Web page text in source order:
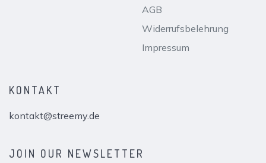
AGB
Widerrufsbelehrung
Impressum
KONTAKT
kontakt@streemy.de
JOIN OUR NEWSLETTER